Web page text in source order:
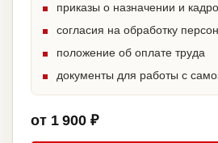
приказы о назначении и
согласия на обработку
положение об оплате труда
документы для работы с
от 1 900 ₽